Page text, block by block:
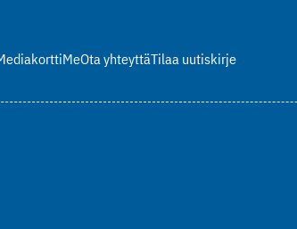
MeOta yhteyttäTilaa uutiskirje